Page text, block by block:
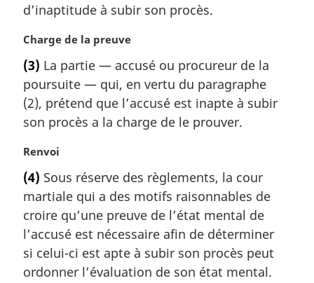
e
:
d’inaptitude à subir son procès.
N
t
e
m
a
g
n
a
e
:
Charge de la preuve
(3) La partie — accusé ou procureur de la
poursuite — qui, en vertu du paragraphe
(2), prétend que l’accusé est inapte à subir
son procès a la charge de le prouver.
N
t
e
m
a
g
i
Renvoi
(4) Sous réserve des règlements, la cour
martiale qui a des motifs raisonnables de
croire qu’une preuve de l’état mental de
l’accusé est nécessaire afin de déterminer
si celui-ci est apte à subir son procès peut
ordonner l’évaluation de son état mental.